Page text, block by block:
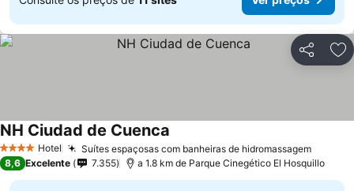
Partilhar
4 EstrelasHotel Suítes espaçosas com banheiras de hidromassagemVer
NH Ciudad de Cuenca
8,6 Excelente 7.355 a 1.8 km de Parque Cinegético El Hosquillo